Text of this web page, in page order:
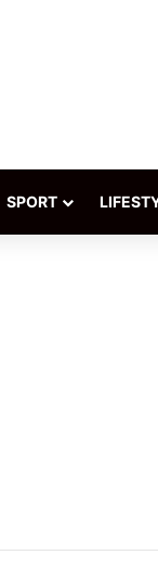
SPORT